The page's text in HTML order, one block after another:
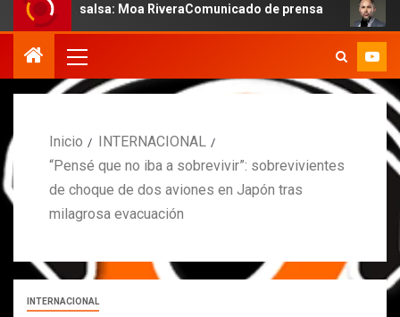
salsa: Moa RiveraComunicado de prensa MARCOS
Inicio
INTERNACIONAL
“Pensé que no iba a sobrevivir”: sobrevivientes
de choque de dos aviones en Japón tras
milagrosa evacuación
INTERNACIONAL